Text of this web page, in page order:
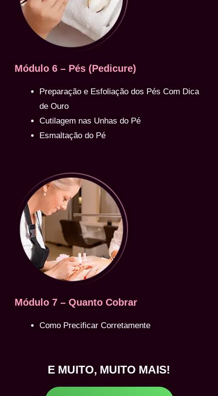
Módulo 6 – Pés (Pedicure)
Preparação e Esfoliação dos Pés Com Dica
de Ouro
Cutilagem nas Unhas do Pé
Esmaltação do Pé
Módulo 7 – Quanto Cobrar
Como Precificar Corretamente
E MUITO, MUITO MAIS!